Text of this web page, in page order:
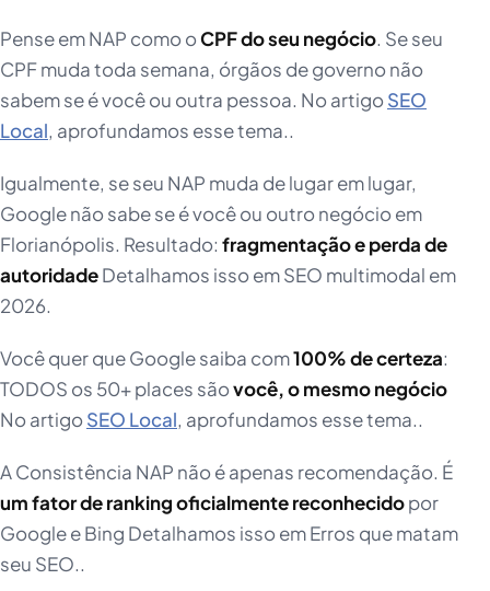
Pense em NAP como oCPF do seu negócio. Se seu
CPF muda toda semana, órgãos de governo não
sabem se é você ou outra pessoa. No artigoSEO
Local, aprofundamos esse tema..
Igualmente, se seu NAP muda de lugar em lugar,
Google não sabe se é você ou outro negócio em
Florianópolis. Resultado: fragmentação e perda de
autoridadeDetalhamos isso em SEO multimodal em
2026.
Você quer que Google saiba com100% de certeza:
TODOS os 50+ places sãovocê, o mesmo negócio
No artigoSEO Local, aprofundamos esse tema..
A Consistência NAP não é apenas recomendação. É
um fator de ranking oficialmente reconhecidopor
Google e Bing Detalhamos isso em Erros que matam
seu SEO..